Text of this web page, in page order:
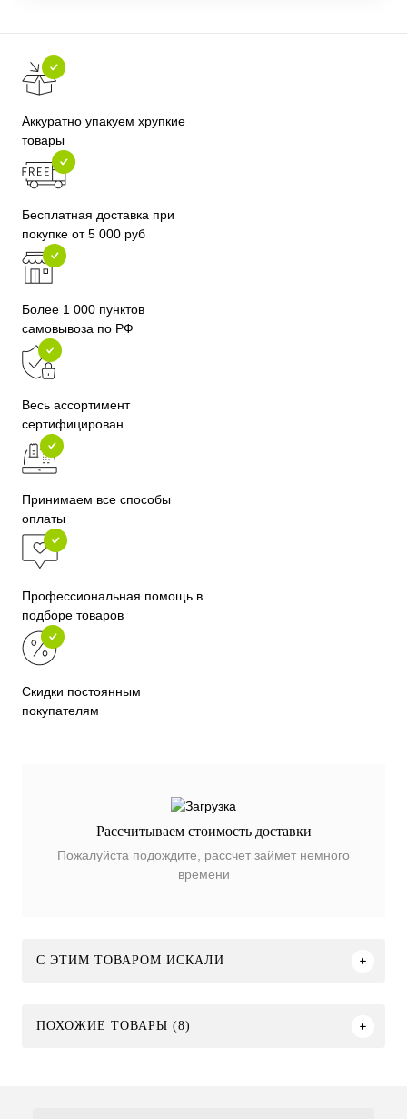
Аккуратно упакуем хрупкие
товары
Бесплатная доставка при
покупке от 5 000 руб
Более 1 000 пунктов
самовывоза по РФ
Весь ассортимент
сертифицирован
Принимаем все способы
оплаты
Профессиональная помощь в
подборе товаров
Скидки постоянным
покупателям
Рассчитываем стоимость доставки
Пожалуйста подождите, рассчет займет немного
времени
C ЭТИМ ТОВАРОМ ИСКАЛИ
ПОХОЖИЕ ТОВАРЫ (8)